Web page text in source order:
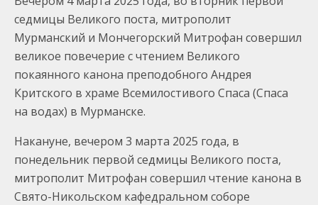
седмицы Великого поста, митрополит
Мурманский и Мончегорский Митрофан совершил
великое повечерие с чтением Великого
покаянного канона преподобного Андрея
Критского в храме Всемилостивого Спаса (Спаса
на водах) в Мурманске.
Накануне, вечером 3 марта 2025 года, в
понедельник первой седмицы Великого поста,
митрополит Митрофан совершил чтение канона в
Свято-Никольском кафедральном соборе